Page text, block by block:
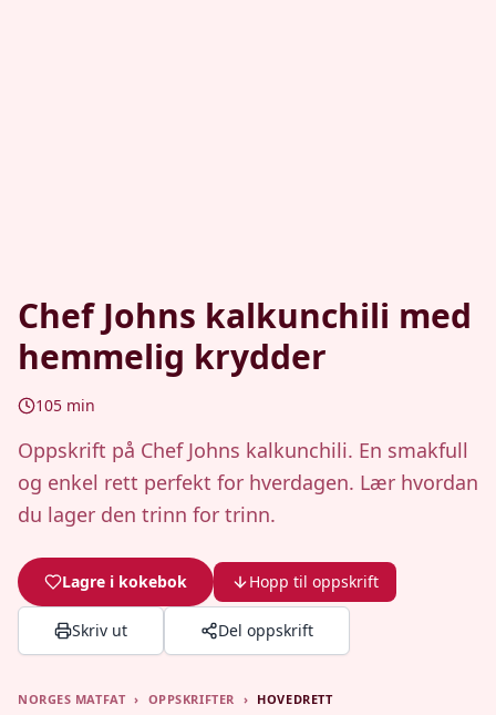
Chef Johns kalkunchili med
hemmelig krydder
105 min
Oppskrift på Chef Johns kalkunchili. En smakfull
og enkel rett perfekt for hverdagen. Lær hvordan
du lager den trinn for trinn.
Lagre i kokebok Hopp til oppskrift
Skriv ut Del oppskrift
NORGES MATFAT › OPPSKRIFTER › HOVEDRETT